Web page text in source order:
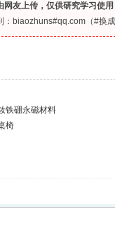
友上传，仅供研究学习使
：biaozhuns#qq.com（#换
铁硼永磁材料
椅